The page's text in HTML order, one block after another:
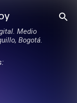
Medio
Bogotá.